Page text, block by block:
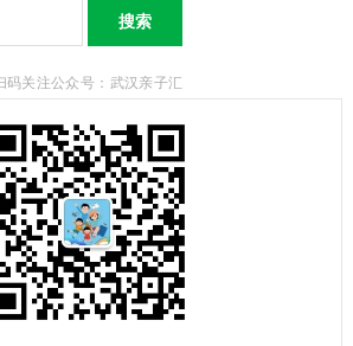
码关注公众号：武汉亲子汇